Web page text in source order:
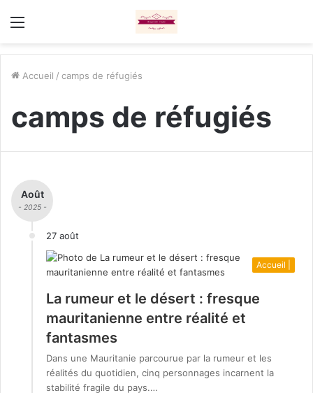
Menu
Accueil / camps de réfugiés
camps de réfugiés
Août
- 2025 -
27 août
Accueil |
La rumeur et le désert : fresque
mauritanienne entre réalité et
fantasmes
Dans une Mauritanie parcourue par la rumeur et les
réalités du quotidien, cinq personnages incarnent la
stabilité fragile du pays.…